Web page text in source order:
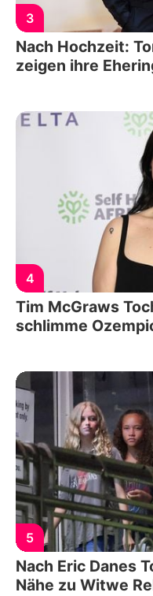
3
Nach Hochzeit:
zeigen ihre
4
Tim McGraws
schlimme
5
Nach Eric Danes
Nähe zu Witwe